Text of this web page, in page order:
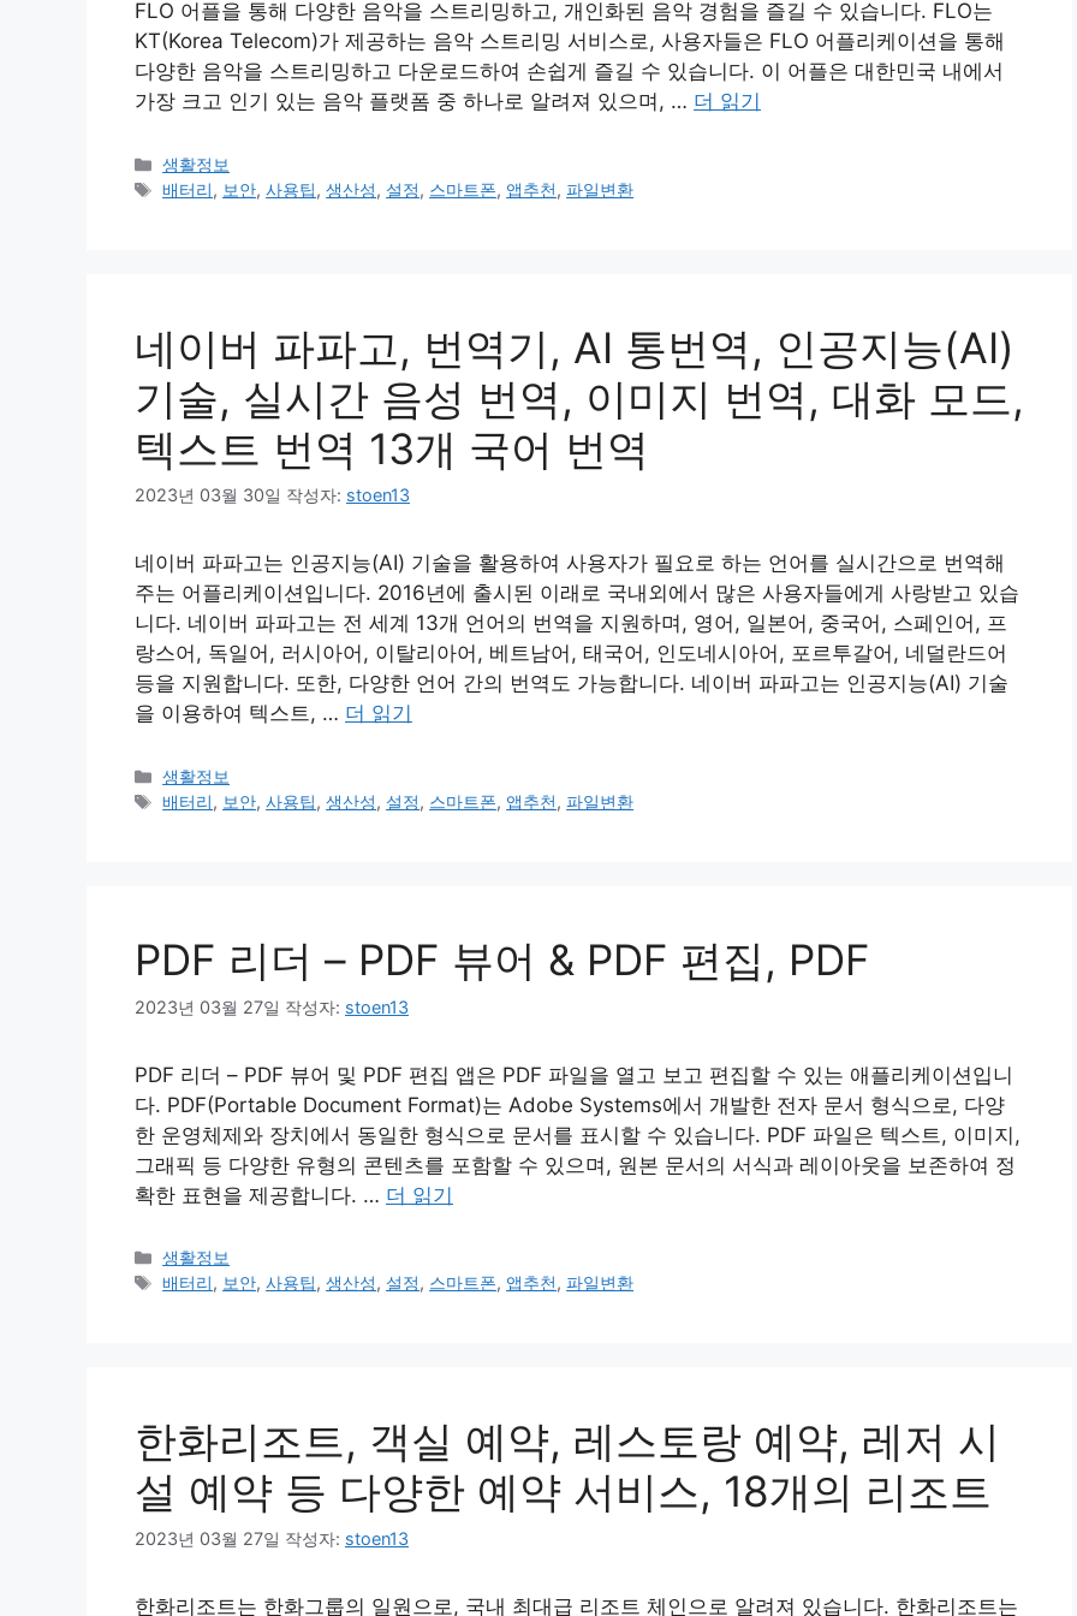
FLO 어플을 통해 다양한 음악을 스트리밍하고, 개인화된 음악 경험을 즐길 수 있습니다. FLO는
KT(Korea Telecom)가 제공하는 음악 스트리밍 서비스로, 사용자들은 FLO 어플리케이션을 통해
다양한 음악을 스트리밍하고 다운로드하여 손쉽게 즐길 수 있습니다. 이 어플은 대한민국 내에서
가장 크고 인기 있는 음악 플랫폼 중 하나로 알려져 있으며, … 더 읽기
카
테
생활정보
태
배터리, 보안,사용팁,생산성, 설정, 스마트폰, 앱추천,파일변환
네이버 파파고, 번역기, AI 통번역, 인공지능(AI)
기술, 실시간 음성 번역, 이미지 번역, 대화 모드,
텍스트 번역 13개 국어 번역
2023년 03월 30일 작성자: stoen13
네이버 파파고는 인공지능(AI) 기술을 활용하여 사용자가 필요로 하는 언어를 실시간으로 번역해
주는 어플리케이션입니다. 2016년에 출시된 이래로 국내외에서 많은 사용자들에게 사랑받고 있습
니다. 네이버 파파고는 전 세계 13개 언어의 번역을 지원하며, 영어, 일본어, 중국어, 스페인어, 프
랑스어, 독일어, 러시아어, 이탈리아어, 베트남어, 태국어, 인도네시아어, 포르투갈어, 네덜란드어
등을 지원합니다. 또한, 다양한 언어 간의 번역도 가능합니다. 네이버 파파고는 인공지능(AI) 기술
을 이용하여 텍스트, … 더 읽기
카
테
생활정보
태
배터리, 보안,사용팁,생산성, 설정, 스마트폰, 앱추천,파일변환
PDF 리더 – PDF 뷰어 & PDF 편집, PDF
2023년 03월 27일 작성자: stoen13
PDF 리더 – PDF 뷰어 및 PDF 편집 앱은 PDF 파일을 열고 보고 편집할 수 있는 애플리케이션입니
다. PDF(Portable Document Format)는 Adobe Systems에서 개발한 전자 문서 형식으로, 다양
한 운영체제와 장치에서 동일한 형식으로 문서를 표시할 수 있습니다. PDF 파일은 텍스트, 이미지,
그래픽 등 다양한 유형의 콘텐츠를 포함할 수 있으며, 원본 문서의 서식과 레이아웃을 보존하여 정
확한 표현을 제공합니다. … 더 읽기
카
테
생활정보
태
배터리, 보안,사용팁,생산성, 설정, 스마트폰, 앱추천,파일변환
한화리조트, 객실 예약, 레스토랑 예약, 레저 시
설 예약 등 다양한 예약 서비스, 18개의 리조트
2023년 03월 27일 작성자: stoen13
한화리조트는 한화그룹의 일원으로, 국내 최대급 리조트 체인으로 알려져 있습니다. 한화리조트는